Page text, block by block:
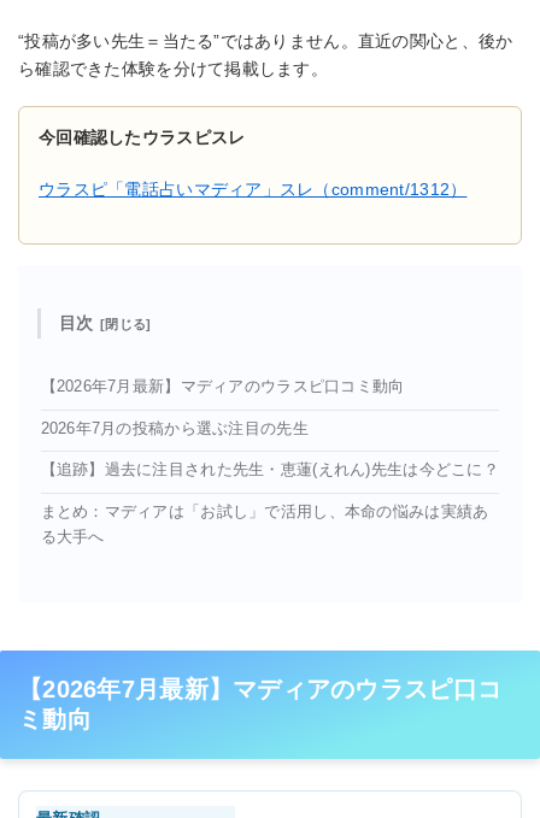
“投稿が多い先生＝当たる”ではありません。直近の関心と、後か
ら確認できた体験を分けて掲載します。
今回確認したウラスピスレ
ウラスピ「電話占いマディア」スレ（comment/1312）
目次
【2026年7月最新】マディアのウラスピ口コミ動向
2026年7月の投稿から選ぶ注目の先生
【追跡】過去に注目された先生・恵蓮(えれん)先生は今どこに？
まとめ：マディアは「お試し」で活用し、本命の悩みは実績あ
る大手へ
【2026年7月最新】マディアのウラスピ口コ
ミ動向